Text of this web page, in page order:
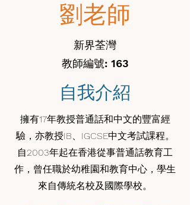
劉老師
新界荃灣
教師編號: 163
自我介紹
擁有17年教授普通話和中文的豐富經
驗，亦教授IB、IGCSE中文考試課程。
自2003年起在香港從事普通話教育工
作，曾任職於幼稚園和教育中心，學生
來自傳統名校及國際學校。